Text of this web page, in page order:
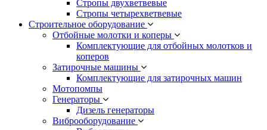
Стропы двухветвевые
Стропы четырехветвевые
Строительное оборудование
Отбойные молотки и коперы
Комплектующие для отбойных молотков и
коперов
Затирочные машины
Комплектующие для затирочных машин
Мотопомпы
Генераторы
Дизель генераторы
Виброоборудование